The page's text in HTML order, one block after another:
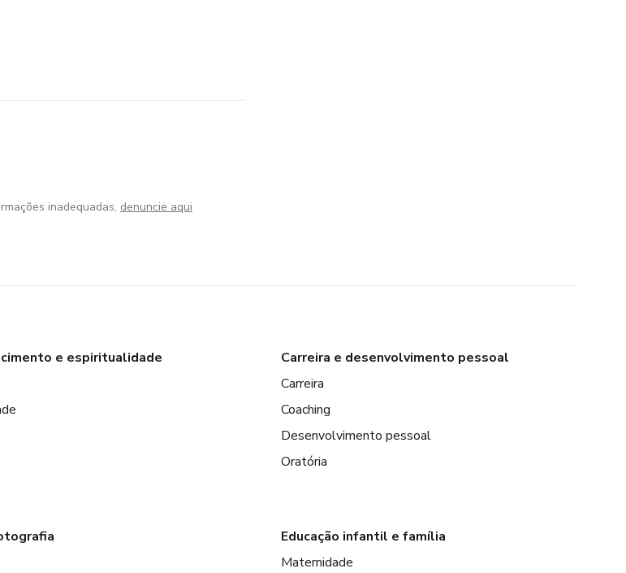
inadequadas, denuncie aqui
e espiritualidade
Carreira e desenvolvimento pessoal
Carreira
Coaching
Desenvolvimento pessoal
Oratória
Educação infantil e família
Maternidade